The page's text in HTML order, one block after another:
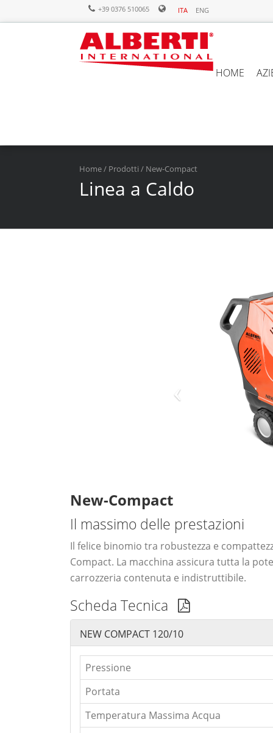
+39 0376 510065 ITA ENG
HOME
Home/ Prodotti / New-Compact
Linea a Caldo
New-Compact
Il massimo delle prestazioni
Il felice binomio tra robustezza e
Compact. La macchina assicura tutta la
carrozzeria contenuta e indistruttibile.
Scheda Tecnica
NEW COMPACT 120/10
Pressione
Portata
Temperatura Massima Acqua